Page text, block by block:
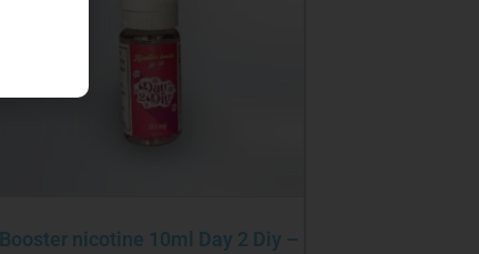
Booster nicotine 10ml Day 2 Diy –